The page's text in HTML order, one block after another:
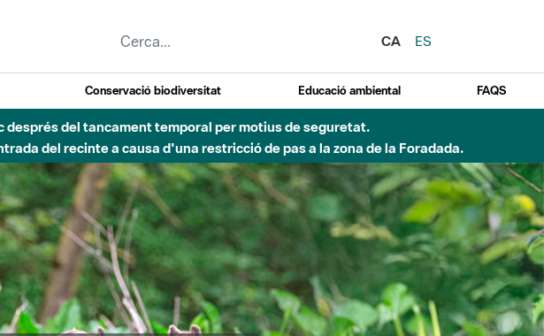
CA
ES
Conservació biodiversitat Educació ambiental FAQS
després del tancament temporal per motius de seguretat.
del recinte a causa d'una restricció de pas a la zona de la Foradada.